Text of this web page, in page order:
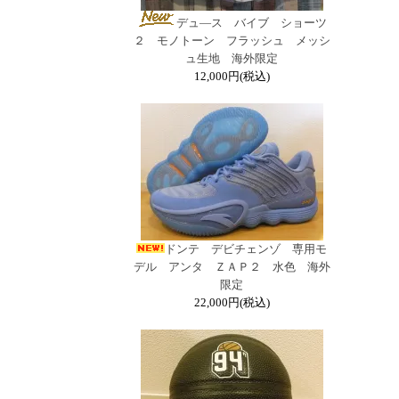
デュ―ス バイブ ショーツ
２ モノトーン フラッシュ メッシ
ュ生地 海外限定
12,000円(税込)
ドンテ デビチェンゾ 専用モ
デル アンタ ＺＡＰ２ 水色 海外
限定
22,000円(税込)